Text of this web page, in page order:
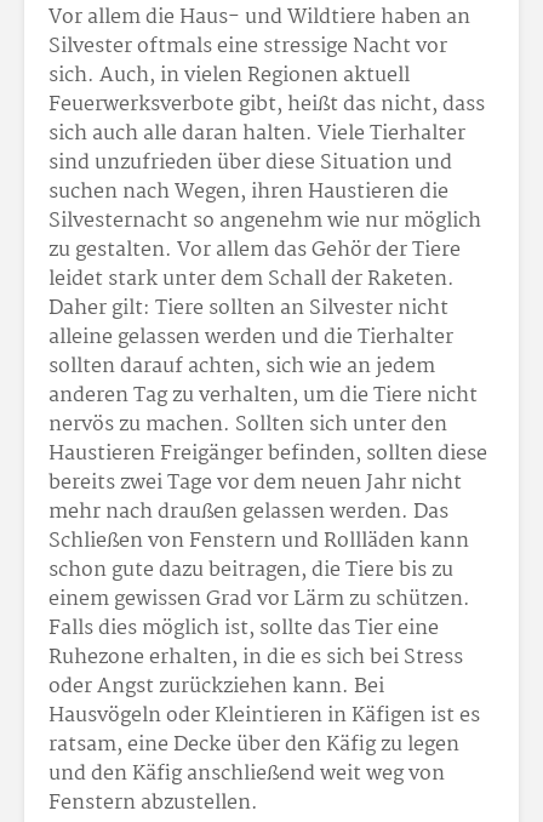
Vor allem die Haus- und Wildtiere haben an
Silvester oftmals eine stressige Nacht vor
sich. Auch, in vielen Regionen aktuell
Feuerwerksverbote gibt, heißt das nicht, dass
sich auch alle daran halten. Viele Tierhalter
sind unzufrieden über diese Situation und
suchen nach Wegen, ihren Haustieren die
Silvesternacht so angenehm wie nur möglich
zu gestalten. Vor allem das Gehör der Tiere
leidet stark unter dem Schall der Raketen.
Daher gilt: Tiere sollten an Silvester nicht
alleine gelassen werden und die Tierhalter
sollten darauf achten, sich wie an jedem
anderen Tag zu verhalten, um die Tiere nicht
nervös zu machen. Sollten sich unter den
Haustieren Freigänger befinden, sollten diese
bereits zwei Tage vor dem neuen Jahr nicht
mehr nach draußen gelassen werden. Das
Schließen von Fenstern und Rollläden kann
schon gute dazu beitragen, die Tiere bis zu
einem gewissen Grad vor Lärm zu schützen.
Falls dies möglich ist, sollte das Tier eine
Ruhezone erhalten, in die es sich bei Stress
oder Angst zurückziehen kann. Bei
Hausvögeln oder Kleintieren in Käfigen ist es
ratsam, eine Decke über den Käfig zu legen
und den Käfig anschließend weit weg von
Fenstern abzustellen.